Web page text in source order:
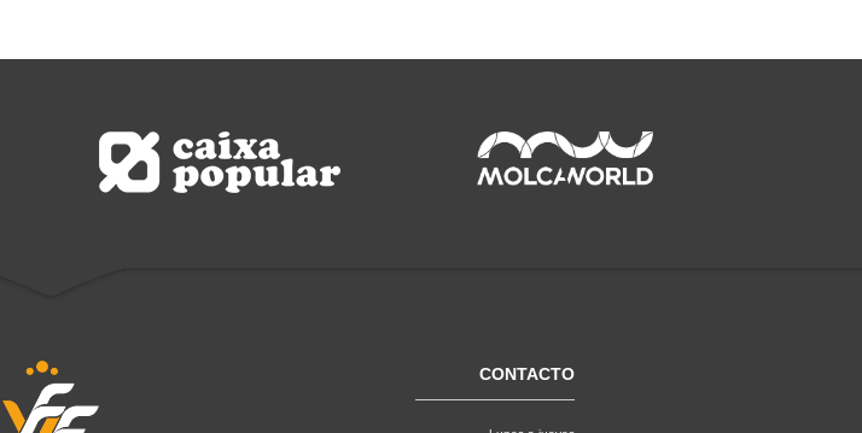
CONTACTO